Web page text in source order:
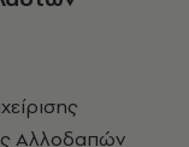
Αλλοδαπών